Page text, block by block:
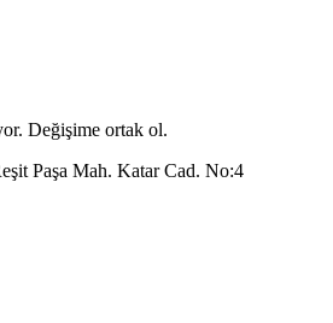
Değişime ortak ol.
Paşa Mah. Katar Cad. No:4